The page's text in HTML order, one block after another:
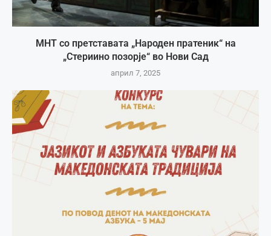
МНТ со претставата „Народен пратеник“ на
„Стериино позорје“ во Нови Сад
април 7, 2025